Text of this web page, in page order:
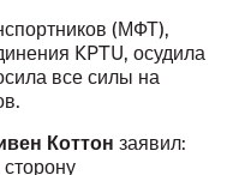
(МФТ),
KPTU, осудила
все силы на
Коттон заявил: